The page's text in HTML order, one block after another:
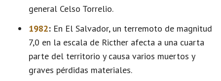
general Celso Torrelio.
1982: En El Salvador, un terremoto de magnitud
7,0 en la escala de Ricther afecta a una cuarta
parte del territorio y causa varios muertos y
graves pérdidas materiales.